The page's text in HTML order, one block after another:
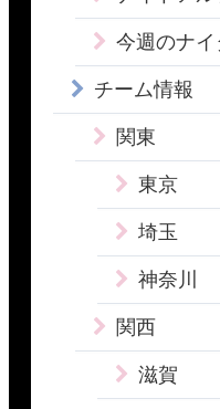
今週のナイ
チーム情報
関東
東京
埼玉
神奈川
関西
滋賀